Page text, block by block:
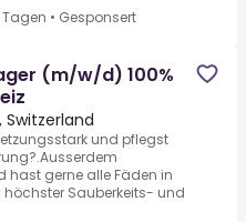
• Gesponsert
(m/w/d) 100%
Switzerland
und pflegst
hast gerne alle Fäden in
Sauberkeits- und